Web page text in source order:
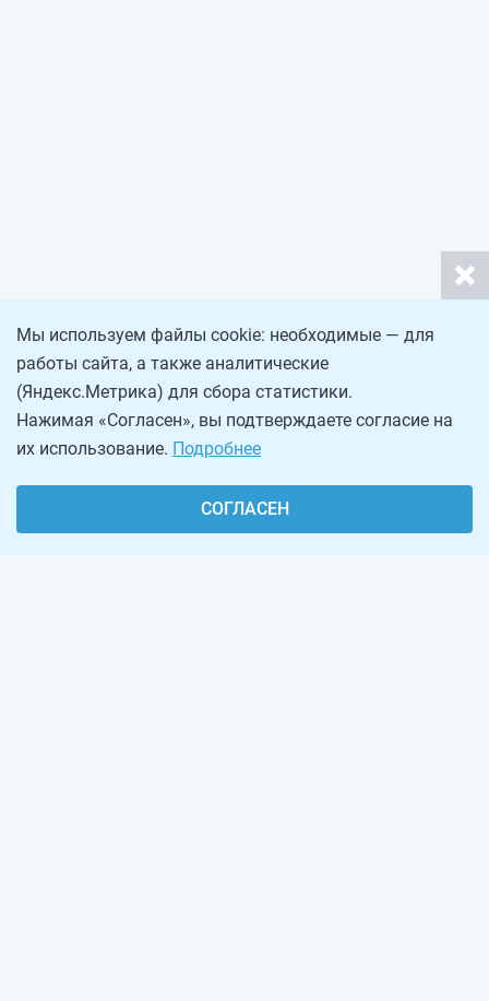
Мы используем файлы cookie: необходимые — для
работы сайта, а также аналитические
(Яндекс.Метрика) для сбора статистики.
Нажимая «Согласен», вы подтверждаете согласие на
их использование. Подробнее
СОГЛАСЕН